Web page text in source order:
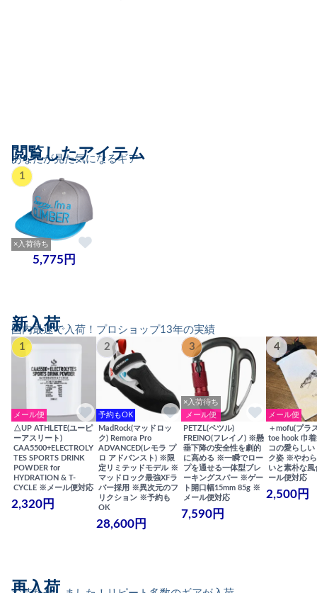
あなたが見た気になるギア
閲覧したアイテム
1
×入荷待ち
5,775円
国内最速で入荷！プロショップ13年の実績
新入荷
1
メール便
△UP ATHLETE(ユーピ
ーアスリート)
CAA5500+ELECTROLY
TES SPORTS DRINK
POWDER for
HYDRATION & T-
CYCLE ※メール便対応
2,320円
2
予約もOK
MadRock(マッドロッ
ク) Remora Pro
ADVANCED(レモラ プ
ロ アドバンスト) ※限
定リミテッドモデル ※
マッドロック最強XFラ
バー採用 ※異次元のフ
リクション ※予約も
OK
28,600円
3
×入荷待ち
メール便
PETZL(ペツル)
FREINO(フレイノ) ※懸
垂下降の安全性を劇的
に高める ※一瞬でロー
プを通せる一体型ブレ
ーキングスパー ※ゲー
ト開口幅15mm 85g ※
メール便対応
7,590円
4
メール便
＋mofu(プラ
toe hook 巾
コの愛らしい
ク姿 ※やわ
いと素朴な
ール便対応
2,500円
再入荷